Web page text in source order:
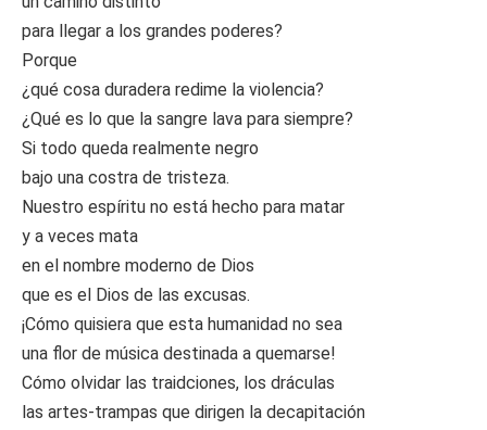
para llegar a los grandes poderes?
Porque
¿qué cosa duradera redime la violencia?
¿Qué es lo que la sangre lava para siempre?
Si todo queda realmente negro
bajo una costra de tristeza.
Nuestro espíritu no está hecho para matar
y a veces mata
en el nombre moderno de Dios
que es el Dios de las excusas.
¡Cómo quisiera que esta humanidad no sea
una flor de música destinada a quemarse!
Cómo olvidar las traidciones, los dráculas
las artes-trampas que dirigen la decapitación